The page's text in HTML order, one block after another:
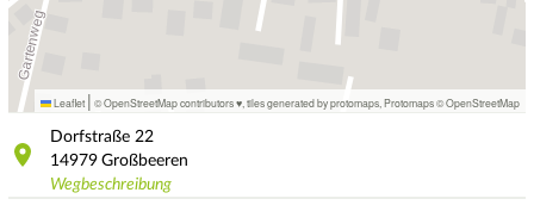
Leaflet | © OpenStreetMap contributors ♥, tiles generated by protomaps Protomaps©OpenStreetMap
Dorfstraße 22
14979 Großbeeren
Wegbeschreibung